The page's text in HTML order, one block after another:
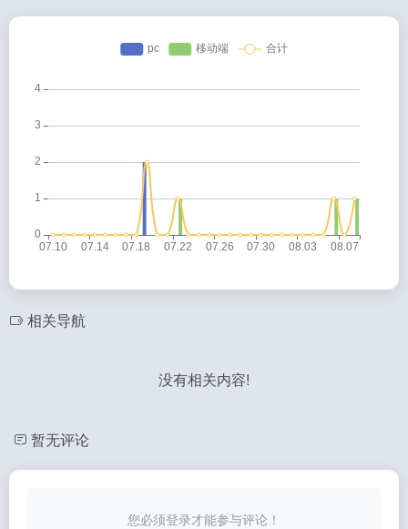
相关导航
没有相关内容!
暂无评论
您必须登录才能参与评论！